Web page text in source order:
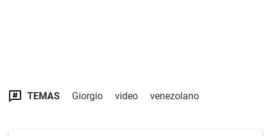
TEMAS Giorgio video venezolano